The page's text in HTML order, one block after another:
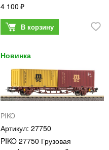
4 100
PIKO
27750
PIKO 27750 Грузовая